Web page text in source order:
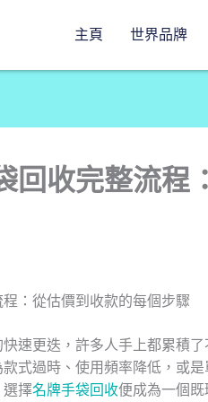
主頁 世界品牌
回收完整流程
程：從估價到收款的每個步驟
速更迭，許多人手上都累積
式過時、使用頻率降低，或
選擇名牌手袋回收便成為一個